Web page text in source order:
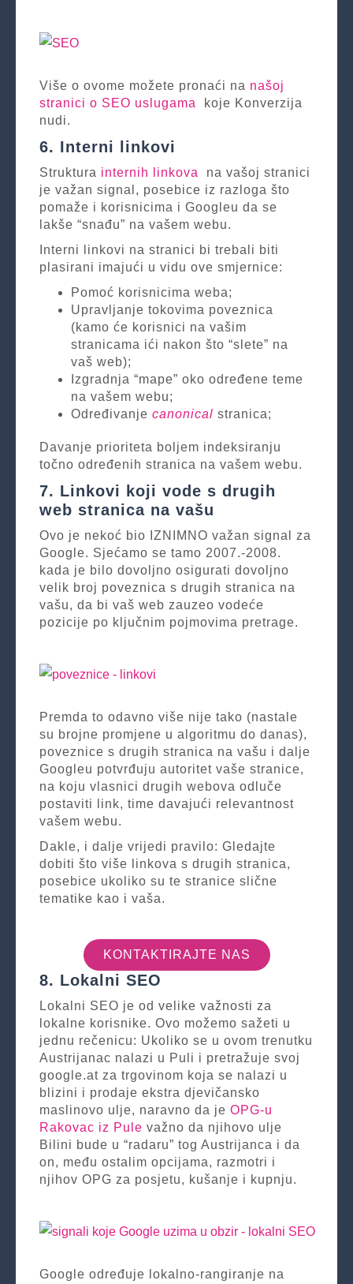
Više o ovome možete pronaći na našoj
stranici o SEO uslugama
koje Konverzija
nudi.
6. Interni linkovi
Struktura internih linkova
na vašoj stranici
je važan signal, posebice iz razloga što
pomaže i korisnicima i Googleu da se
lakše “snađu” na vašem webu.
Interni linkovi na stranici bi trebali biti
plasirani imajući u vidu ove smjernice:
Pomoć korisnicima weba;
Upravljanje tokovima poveznica
(kamo će korisnici na vašim
stranicama ići nakon što “slete” na
vaš web);
Izgradnja “mape” oko određene teme
na vašem webu;
Određivanje canonical stranica;
Davanje prioriteta boljem indeksiranju
točno određenih stranica na vašem webu.
7. Linkovi koji vode s drugih
web stranica na vašu
Ovo je nekoć bio IZNIMNO važan signal za
Google. Sjećamo se tamo 2007.-2008.
kada je bilo dovoljno osigurati dovoljno
velik broj poveznica s drugih stranica na
vašu, da bi vaš web zauzeo vodeće
pozicije po ključnim pojmovima pretrage.
Premda to odavno više nije tako (nastale
su brojne promjene u algoritmu do danas),
poveznice s drugih stranica na vašu i dalje
Googleu potvrđuju autoritet vaše stranice,
na koju vlasnici drugih webova odluče
postaviti link, time davajući relevantnost
vašem webu.
Dakle, i dalje vrijedi pravilo: Gledajte
dobiti što više linkova s drugih stranica,
posebice ukoliko su te stranice slične
tematike kao i vaša.
KONTAKTIRAJTE NAS
8. Lokalni SEO
Lokalni SEO je od velike važnosti za
lokalne korisnike. Ovo možemo sažeti u
jednu rečenicu: Ukoliko se u ovom trenutku
Austrijanac nalazi u Puli i pretražuje svoj
google.at za trgovinom koja se nalazi u
blizini i prodaje ekstra djevičansko
maslinovo ulje, naravno da je OPG-u
Rakovac iz Pule važno da njihovo ulje
Bilini bude u “radaru” tog Austrijanca i da
on, među ostalim opcijama, razmotri i
njihov OPG za posjetu, kušanje i kupnju.
Google određuje lokalno-rangiranje na